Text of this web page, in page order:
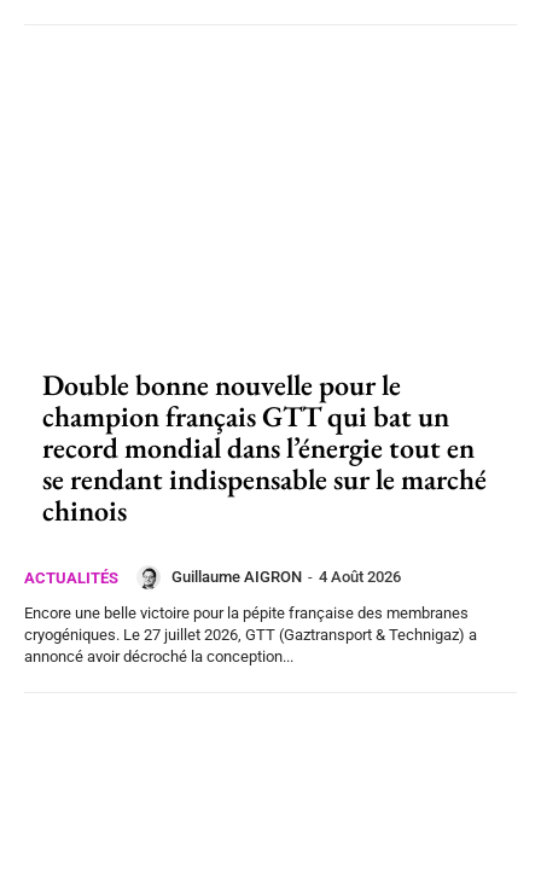
Double bonne nouvelle pour le
champion français GTT qui bat un
record mondial dans l’énergie tout en
se rendant indispensable sur le marché
chinois
ACTUALITÉS Guillaume AIGRON - 4 Août 2026
Encore une belle victoire pour la pépite française des membranes
cryogéniques. Le 27 juillet 2026, GTT (Gaztransport & Technigaz) a
annoncé avoir décroché la conception...